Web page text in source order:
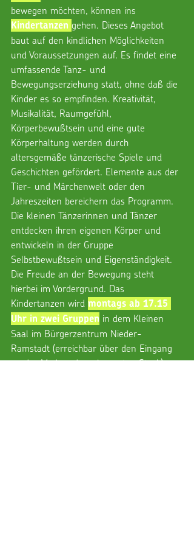
bewegen möchten, können ins
Kindertanzen gehen. Dieses Angebot
baut auf den kindlichen Möglichkeiten
und Voraussetzungen auf. Es findet eine
umfassende Tanz- und
Bewegungserziehung statt, ohne daß die
Kinder es so empfinden. Kreativität,
Musikalität, Raumgefühl,
Körperbewußtsein und eine gute
Körperhaltung werden durch
altersgemäße tänzerische Spiele und
Geschichten gefördert. Elemente aus der
Tier- und Märchenwelt oder den
Jahreszeiten bereichern das Programm.
Die kleinen Tänzerinnen und Tänzer
entdecken ihren eigenen Körper und
entwickeln in der Gruppe
Selbstbewußtsein und Eigenständigkeit.
Die Freude an der Bewegung steht
hierbei im Vordergrund. Das
Kindertanzen wird montags ab 17.15
Uhr in zwei Gruppen in dem Kleinen
Saal im Bürgerzentrum Nieder-
Ramstadt (erreichbar über den Eingang
an der Modau, dann im ersten Stock)